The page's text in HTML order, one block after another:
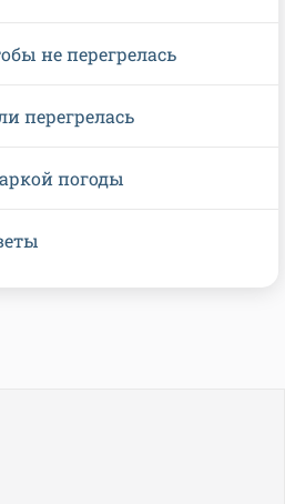
не перегрелась
перегрелась
погоды